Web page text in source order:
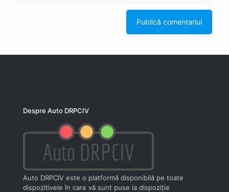
Despre Auto DRPCIV
Auto DRPCIV este o platformă disponibilă pe toate
dispozitivele în care vă sunt puse la dispoziţie